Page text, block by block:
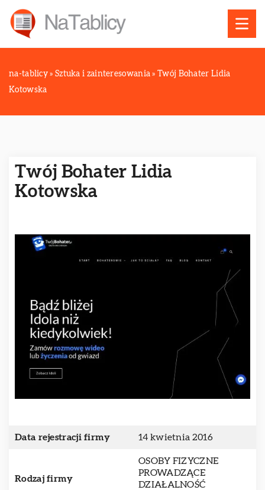
na-tablicy » Sztuka i zainteresowania »Twój Bohater Lidia
Kotowska
Twój Bohater Lidia
Kotowska
Data rejestracji firmy 14 kwietnia 2016
Rodzaj firmy
OSOBY FIZYCZNE
PROWADZĄCE
DZIAŁALNOŚĆ